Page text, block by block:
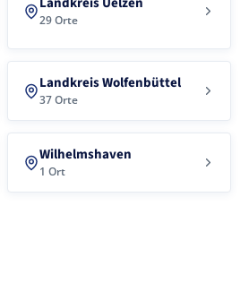
29 Orte
Landkreis Wolfenbüttel
37 Orte
Wilhelmshaven
1 Ort